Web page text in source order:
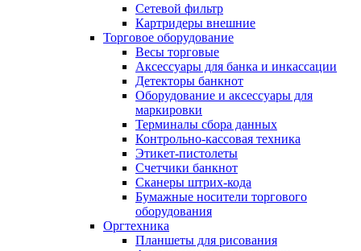
Сетевой фильтр
Картридеры внешние
Торговое оборудование
Весы торговые
Аксессуары для банка и инкассации
Детекторы банкнот
Оборудование и аксессуары для
маркировки
Терминалы сбора данных
Контрольно-кассовая техника
Этикет-пистолеты
Счетчики банкнот
Сканеры штрих-кода
Бумажные носители торгового
оборудования
Оргтехника
Планшеты для рисования